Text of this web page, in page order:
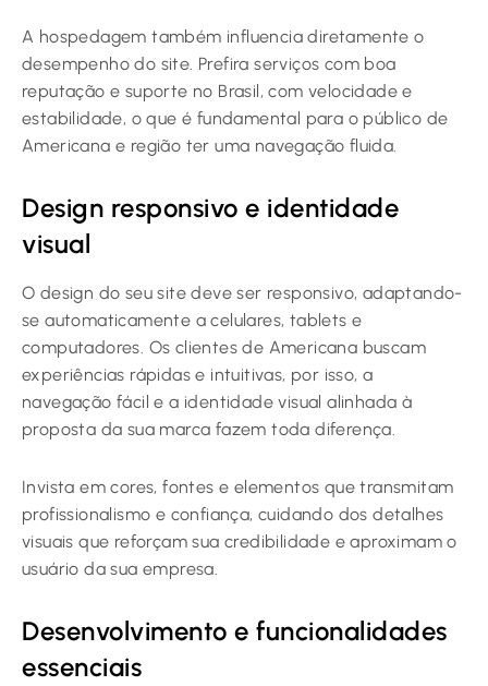
A hospedagem também influencia diretamente o
desempenho do site. Prefira serviços com boa
reputação e suporte no Brasil, com velocidade e
estabilidade, o que é fundamental para o público de
Americana e região ter uma navegação fluida.
Design responsivo e identidade
visual
O design do seu site deve ser responsivo, adaptando-
se automaticamente a celulares, tablets e
computadores. Os clientes de Americana buscam
experiências rápidas e intuitivas, por isso, a
navegação fácil e a identidade visual alinhada à
proposta da sua marca fazem toda diferença.
Invista em cores, fontes e elementos que transmitam
profissionalismo e confiança, cuidando dos detalhes
visuais que reforçam sua credibilidade e aproximam o
usuário da sua empresa.
Desenvolvimento e funcionalidades
essenciais